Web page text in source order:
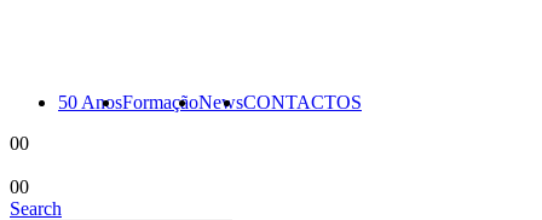
50 AnosFormaçãoNewsCONTACTOS
00
00
Search